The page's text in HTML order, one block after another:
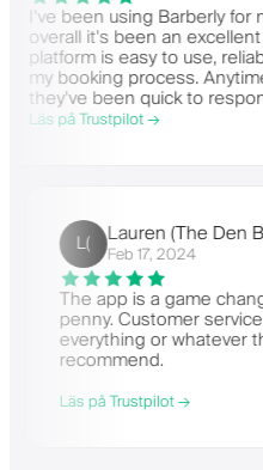
using Barberly for my
it's been an excellent
is easy to use, reliable,
process. Anytime I've
been quick to respond and
Trustpilot →
L( Lauren
Feb 17, 2024
The app is a
penny.
everything or
recommend.
Läs på Trustpilot →